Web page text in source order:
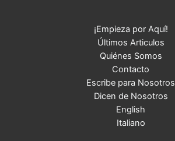
¡Empieza por Aquí!
Últimos Articulos
Quiénes Somos
Contacto
Escribe para Nosotros
Dicen de Nosotros
English
Italiano